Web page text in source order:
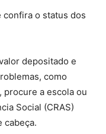
o status dos
depositado e
como
procure a escola ou
Social (CRAS)
cabeça.